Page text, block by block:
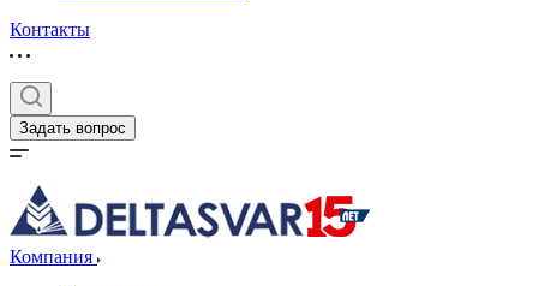
Контакты
Задать вопрос
Компания